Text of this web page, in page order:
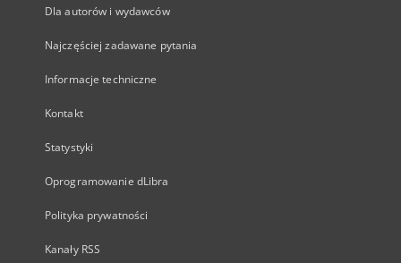
Dla autorów i wydawców
Najczęściej zadawane pytania
Informacje techniczne
Kontakt
Statystyki
Oprogramowanie dLibra
Polityka prywatności
Kanały RSS